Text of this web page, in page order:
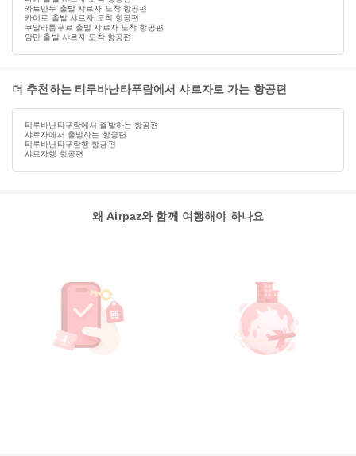
카트만두 출발 샤르자 도착 항공편
카이로 출발 샤르자 도착 항공편
쿠알라룸푸르 출발 샤르자 도착 항공편
암만 출발 샤르자 도착 항공편
더 추천하는 티루바난타푸람에서 샤르자로 가는 항공편
티루바난타푸람에서 출발하는 항공편
샤르자에서 출발하는 항공편
티루바난타푸람행 항공편
샤르자행 항공편
왜 Airpaz와 함께 여행해야 하나요